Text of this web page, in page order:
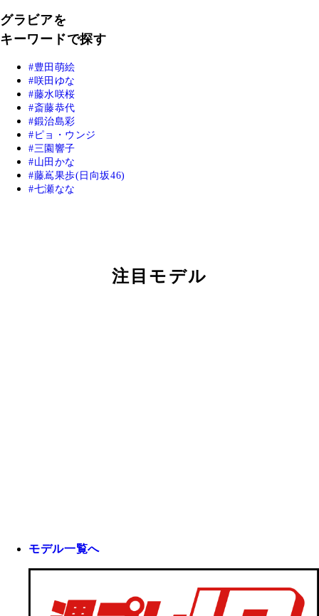
グラビアを
キーワードで探す
豊田萌絵
咲田ゆな
藤水咲桜
斎藤恭代
鍛治島彩
ピョ・ウンジ
三園響子
山田かな
藤嶌果歩(日向坂46)
七瀬なな
注目モデル
モデル一覧へ